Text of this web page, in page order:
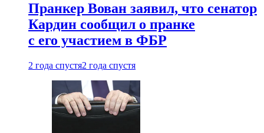
Пранкер Вован заявил, что сенатор
Кардин сообщил о пранке
с его участием в ФБР
2 года спустя2 года спустя